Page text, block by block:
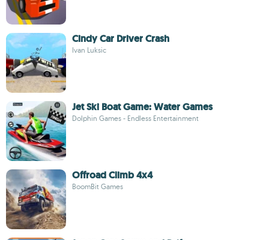
Cindy Car Driver Crash
Ivan Luksic
Jet Ski Boat Game: Water Games
Dolphin Games - Endless Entertainment
Offroad Climb 4x4
BoomBit Games